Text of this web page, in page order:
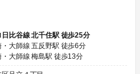
比谷線 北千住駅 徒歩25分
大師線 五反野駅 徒歩6分
大師線 梅島駅 徒歩13分